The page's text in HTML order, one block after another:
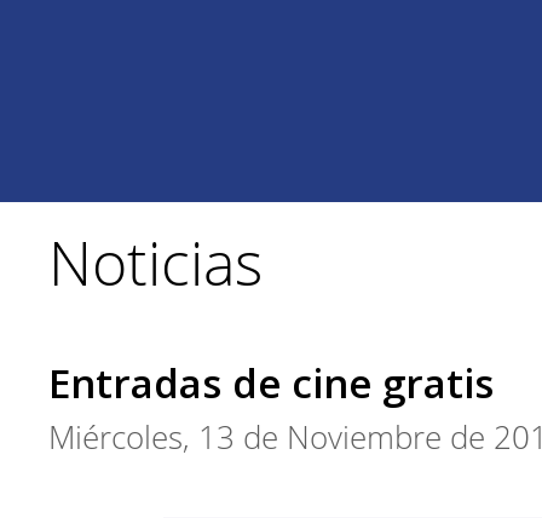
Noticias
Entradas de cine gratis
Miércoles, 13 de Noviembre de